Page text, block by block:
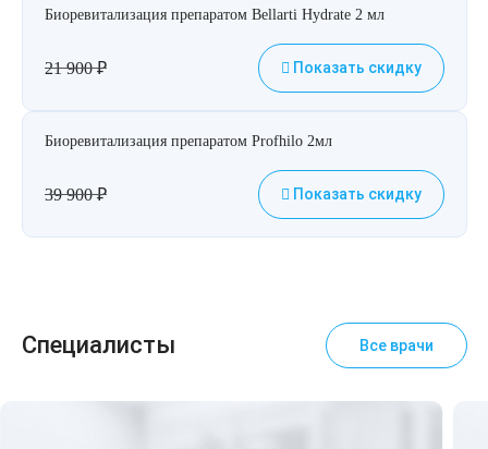
Биоревитализация препаратом Bellarti Hydrate 2 мл
21 900₽ Показать скидку
Биоревитализация препаратом Profhilo 2мл
39 900₽ Показать скидку
Специалисты Все врачи